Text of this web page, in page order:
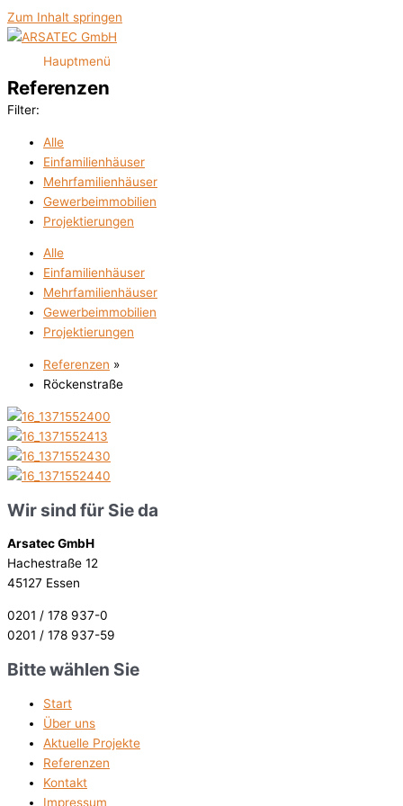
Zum Inhalt springen
Hauptmenü
Referenzen
Filter:
Alle
Einfamilienhäuser
Mehrfamilienhäuser
Gewerbeimmobilien
Projektierungen
Alle
Einfamilienhäuser
Mehrfamilienhäuser
Gewerbeimmobilien
Projektierungen
Referenzen »
Röckenstraße
Wir sind für Sie da
Arsatec GmbH
Hachestraße 12
45127 Essen
0201 / 178 937-0
0201 / 178 937-59
Bitte wählen Sie
Start
Über uns
Aktuelle Projekte
Referenzen
Kontakt
Impressum